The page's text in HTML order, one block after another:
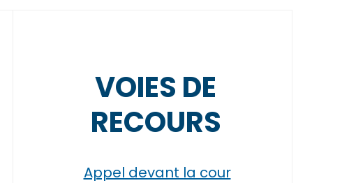
VOIES DE
RECOURS
Appel devant la cour